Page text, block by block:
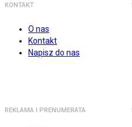
KONTAKT
O nas
Kontakt
Napisz do nas
REKLAMA I PRENUMERATA